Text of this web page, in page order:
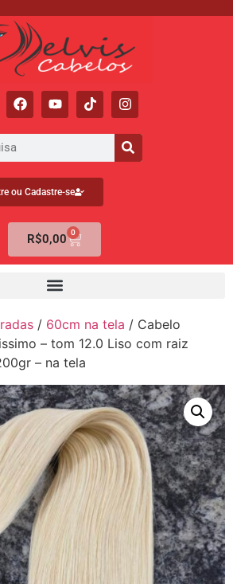
ou Cadastre-se
R$0,00 0
/ 60cm na tela / Cabelo
– tom 12.0 Liso com raiz
– na tela